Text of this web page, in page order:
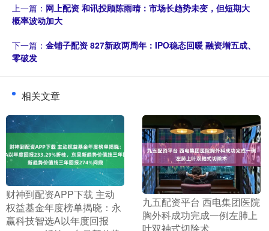
上一篇： 网上配资 和讯投顾陈雨晴：市场长趋势未变，但短期大
概率波动加大
下一篇： 金铺子配资 827新政两周年：IPO稳态回暖 融资增五成、
零破发
相关文章
​财神到配资APP下载 主动
权益基金年度榜单揭晓：永
赢科技智选A以年度回报
​九五配资平台 西电集团医院
胸外科成功完成一例左肺上